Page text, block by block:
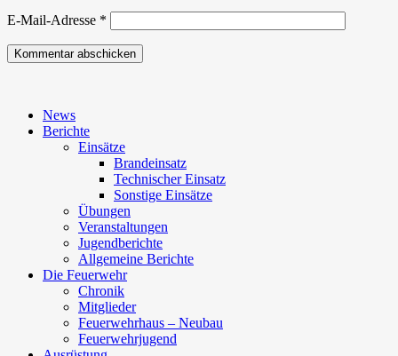
E-Mail-Adresse *
News
Berichte
Einsätze
Brandeinsatz
Technischer Einsatz
Sonstige Einsätze
Übungen
Veranstaltungen
Jugendberichte
Allgemeine Berichte
Die Feuerwehr
Chronik
Mitglieder
Feuerwehrhaus – Neubau
Feuerwehrjugend